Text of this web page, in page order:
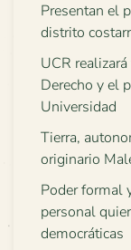
Presentan el
distrito
UCR
Derecho y el
Universidad
Tierra,
originario
Poder formal
personal
democráticas